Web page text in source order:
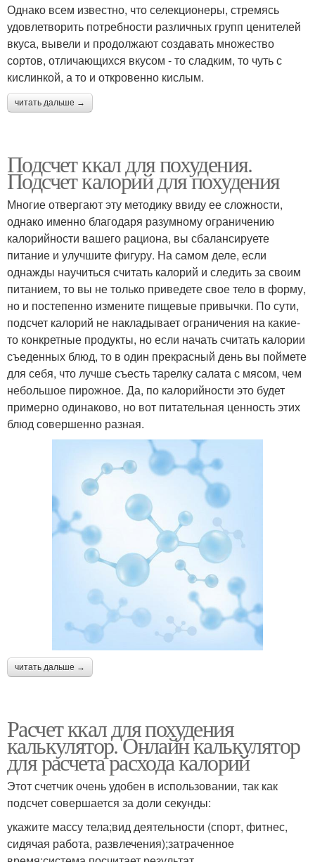
Однако всем известно, что селекционеры, стремясь
удовлетворить потребности различных групп ценителей
вкуса, вывели и продолжают создавать множество
сортов, отличающихся вкусом - то сладким, то чуть с
кислинкой, а то и откровенно кислым.
читать дальше →
Подсчет ккал для похудения.
Подсчет калорий для похудения
Многие отвергают эту методику ввиду ее сложности,
однако именно благодаря разумному ограничению
калорийности вашего рациона, вы сбалансируете
питание и улучшите фигуру. На самом деле, если
однажды научиться считать калорий и следить за своим
питанием, то вы не только приведете свое тело в форму,
но и постепенно измените пищевые привычки. По сути,
подсчет калорий не накладывает ограничения на какие-
то конкретные продукты, но если начать считать калории
съеденных блюд, то в один прекрасный день вы поймете
для себя, что лучше съесть тарелку салата с мясом, чем
небольшое пирожное. Да, по калорийности это будет
примерно одинаково, но вот питательная ценность этих
блюд совершенно разная.
читать дальше →
Расчет ккал для похудения
калькулятор. Онлайн калькулятор
для расчета расхода калорий
Этот счетчик очень удобен в использовании, так как
подсчет совершается за доли секунды:
укажите массу тела;вид деятельности (спорт, фитнес,
сидячая работа, развлечения);затраченное